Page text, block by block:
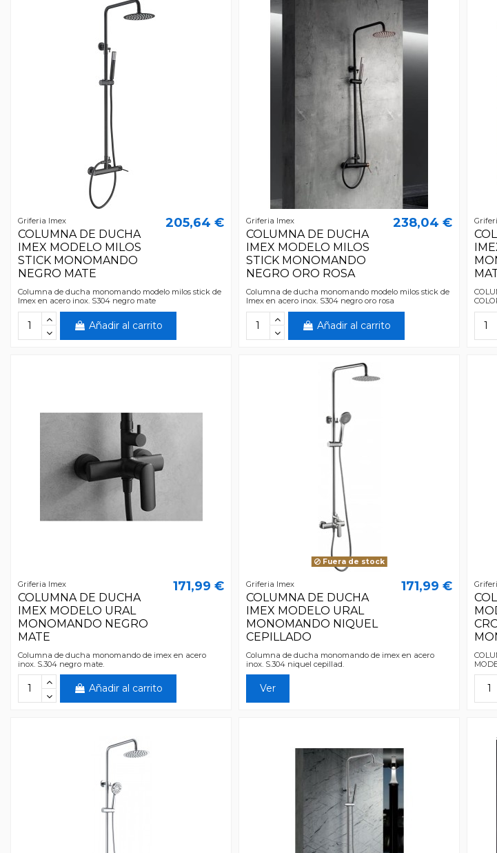
Griferia Imex
COLUMNA DE DUCHA
IMEX MODELO MILOS
STICK MONOMANDO
NEGRO MATE
205,64 €
Columna de ducha monomando modelo milos stick de
Imex en acero inox. S304 negro mate
Añadir al carrito
Griferia Imex
COLUMNA DE DUCHA
IMEX MODELO MILOS
STICK MONOMANDO
NEGRO ORO ROSA
238,04 €
Columna de ducha monomando modelo milos stick de
Imex en acero inox. S304 negro oro rosa
Añadir al carrito
Griferia Imex
COLUMNA DE DUCHA
IMEX MODELO URAL
MONOMANDO NEGRO
MATE
171,99 €
Columna de ducha monomando de imex en acero
inox. S.304 negro mate.
Añadir al carrito
Fuera de stock
Griferia Imex
COLUMNA DE DUCHA
IMEX MODELO URAL
MONOMANDO NIQUEL
CEPILLADO
171,99 €
Columna de ducha monomando de imex en acero
inox. S.304 niquel cepillad.
Ver